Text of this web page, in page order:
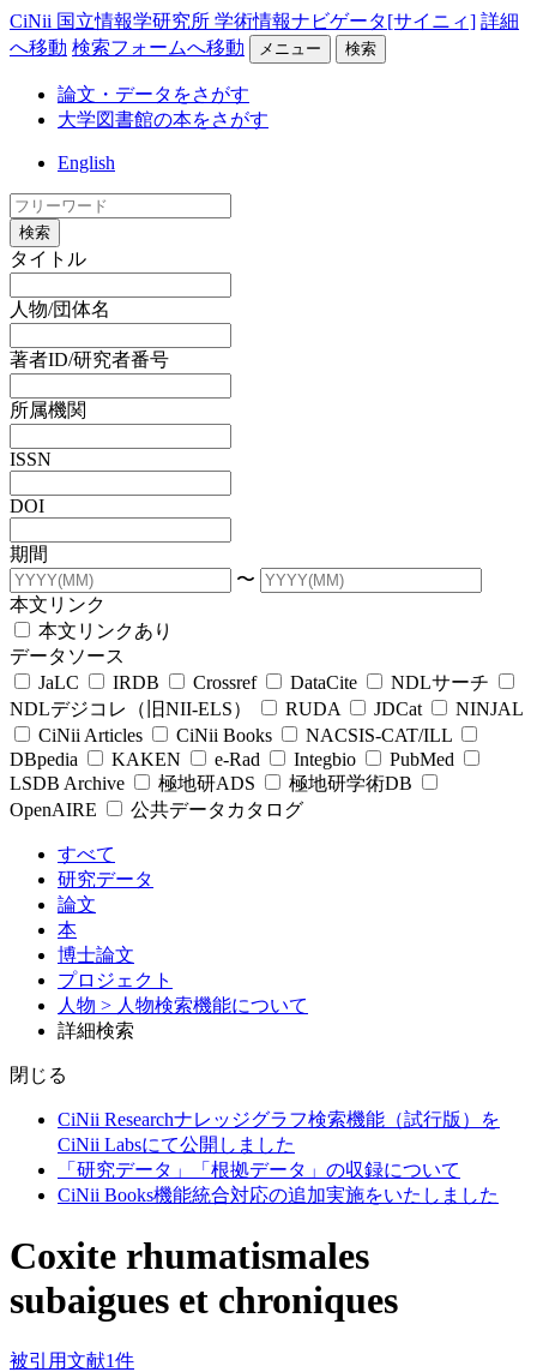
CiNii 国立情報学研究所 学術情報ナビゲータ[サイニィ] 詳細
へ移動 検索フォームへ移動 メニュー 検索
論文・データをさがす
大学図書館の本をさがす
English
検索
タイトル
人物/団体名
著者ID/研究者番号
所属機関
ISSN
DOI
期間
〜
本文リンク
本文リンクあり
データソース
JaLC
IRDB Crossref DataCite
NDLサーチ
NDLデジコレ（旧NII-ELS）
RUDA JDCat
NINJAL
CiNii Articles
CiNii Books
NACSIS-CAT/ILL
DBpedia
KAKEN e-Rad Integbio
PubMed
LSDB Archive
極地研ADS
極地研学術DB
OpenAIRE
公共データカタログ
すべて
研究データ
論文
本
博士論文
プロジェクト
人物 > 人物検索機能について
詳細検索
閉じる
CiNii Researchナレッジグラフ検索機能（試行版）を
CiNii Labsにて公開しました
「研究データ」「根拠データ」の収録について
CiNii Books機能統合対応の追加実施をいたしました
Coxite rhumatismales
subaigues et chroniques
被引用文献1件